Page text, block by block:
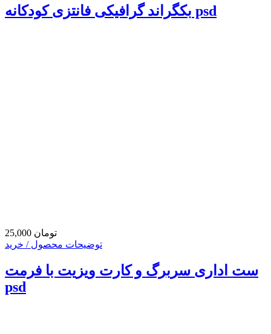
بکگراند گرافیکی فانتزی کودکانه psd
25,000 تومان
توضیحات محصول / خرید
ست اداری سربرگ و کارت ویزیت با فرمت
psd